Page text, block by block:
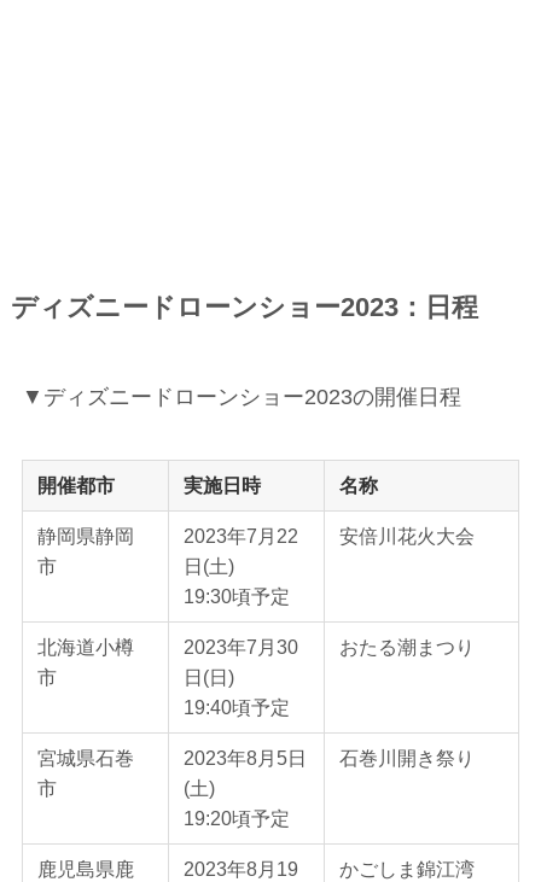
ディズニードローンショー2023：日程
▼ディズニードローンショー2023の開催日程
開催都市 実施日時 名称
静岡県静岡
市
2023年7月22
日(土)
19:30頃予定
安倍川花火大会
北海道小樽
市
2023年7月30
日(日)
19:40頃予定
おたる潮まつり
宮城県石巻
市
2023年8月5日
(土)
19:20頃予定
石巻川開き祭り
鹿児島県鹿
2023年8月19
かごしま錦江湾